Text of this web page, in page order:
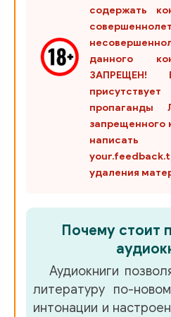
22.Вы не увидите
23.Жизнь это
25.Единственный
содержать
данного
ЗАПРЕЩЕН!
пропаганды
запрещенного
удаления
Почему стоит
Аудиокниги
литературу по-
интонации и